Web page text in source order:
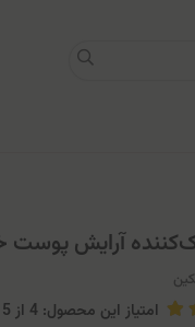
آرایش
امتیاز این محصول: 4 از 5